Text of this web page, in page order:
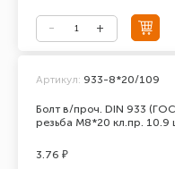
Болт в/проч. DIN 933
резьба М8*20 кл.пр. 10.9
Артикул: 933-8*20/109
3.76 ₽